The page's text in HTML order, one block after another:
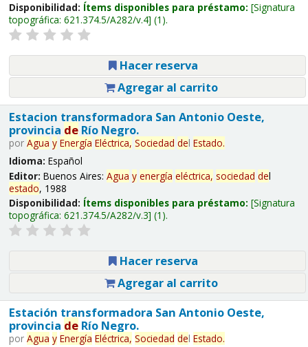
Disponibilidad: Ítems disponibles para préstamo: Signatura
topográfica: 621.374.5/A282/v.4 (1).
Hacer reserva
Agregar al carrito
Estacion transformadora San Antonio Oeste,
provincia deRío Negro.
por Agua y Energía Eléctrica, Sociedad del Estado.
Idioma: Español
Editor: Buenos Aires: Agua y energía eléctrica, sociedad del
estado, 1988
Disponibilidad: Ítems disponibles para préstamo: Signatura
topográfica: 621.374.5/A282/v.3 (1).
Hacer reserva
Agregar al carrito
Estación transformadora San Antonio Oeste,
provincia deRío Negro.
por Agua y Energía Eléctrica, Sociedad del Estado.